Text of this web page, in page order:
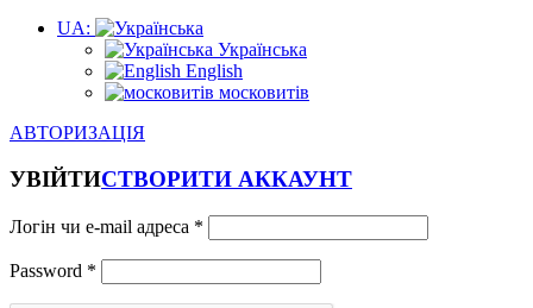
UA:
Українська
English
московитів
АВТОРИЗАЦІЯ
УВІЙТИСТВОРИТИ АККАУНТ
Логін чи e-mail адреса *
Password *